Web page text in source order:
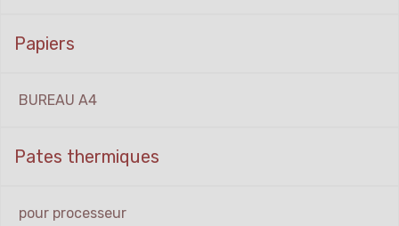
Papiers
BUREAU A4
Pates thermiques
pour processeur